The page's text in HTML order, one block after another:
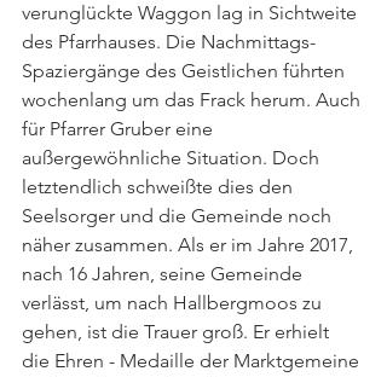
verunglückte Waggon lag in Sichtweite
des Pfarrhauses. Die Nachmittags-
Spaziergänge des Geistlichen führten
wochenlang um das Frack herum. Auch
für Pfarrer Gruber eine
außergewöhnliche Situation. Doch
letztendlich schweißte dies den
Seelsorger und die Gemeinde noch
näher zusammen. Als er im Jahre 2017,
nach 16 Jahren, seine Gemeinde
verlässt, um nach Hallbergmoos zu
gehen, ist die Trauer groß. Er erhielt
die Ehren - Medaille der Marktgemeine